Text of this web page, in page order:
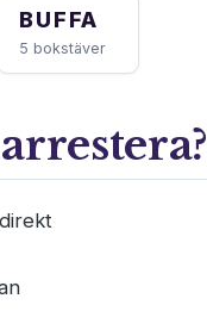
BUFFA
5 bokstäver